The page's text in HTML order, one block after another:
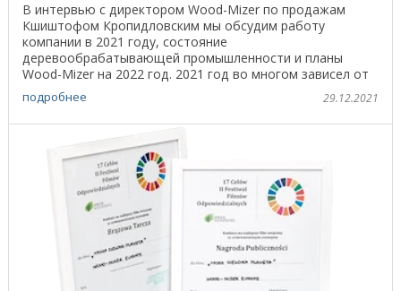
В интервью с директором Wood-Mizer по продажам
Кшиштофом Кропидловским мы обсудим работу
компании в 2021 году, состояние
деревообрабатывающей промышленности и планы
Wood-Mizer на 2022 год. 2021 год во многом зависел от
развития пандемии. Несмотря на ...
подробнее 29.12.2021